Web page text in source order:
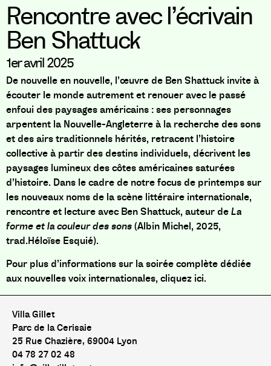
Rencontre avec l’écrivain
Ben Shattuck
1er avril 2025
De nouvelle en nouvelle, l’œuvre de Ben Shattuck invite à
écouter le monde autrement et renouer avec le passé
enfoui des paysages américains : ses personnages
arpentent la Nouvelle-Angleterre à la recherche des sons
et des airs traditionnels hérités, retracent l’histoire
collective à partir des destins individuels, décrivent les
paysages lumineux des côtes américaines saturées
d’histoire. Dans le cadre de notre focus de printemps sur
les nouveaux noms de la scène littéraire internationale,
rencontre et lecture avec Ben Shattuck, auteur deLa
forme et la couleur des sons(Albin Michel, 2025,
trad.Héloïse Esquié).
Pour plus d’informations sur la soirée complète dédiée
aux nouvelles voix internationales,cliquez ici.
Villa Gillet
Parc de la Cerisaie
25 Rue Chazière, 69004 Lyon
04 78 27 02 48